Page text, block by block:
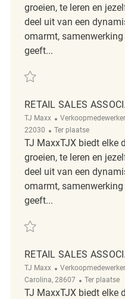
groeien, te leren en
deel uit van een
omarmt,
geeft...
Redden Retail Sales
RETAIL SALES
TJ Maxx Categorie
22030
Afgelegen
Ter plaatse
TJ MaxxTJX biedt elke
groeien, te leren en
deel uit van een
omarmt,
geeft...
Redden Retail Sales
RETAIL SALES
TJ Maxx Categorie
Carolina, 28607
Afgelegen
Ter plaatse
TJ MaxxTJX biedt elke